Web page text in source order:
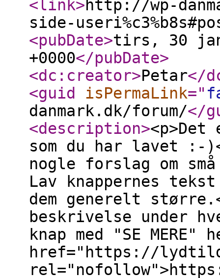
<link>http://wp-
side-
<pubDate>tirs, 30 jan
+0000</pubDate>
<dc:creator>Petar</
<guid
isPermaLink="
danmark.dk/forum/</
<description>
som du har lavet :-
nogle forslag om
Lav knappernes
dem generelt
beskrivelse under
knap med "SE MERE"
href="https://